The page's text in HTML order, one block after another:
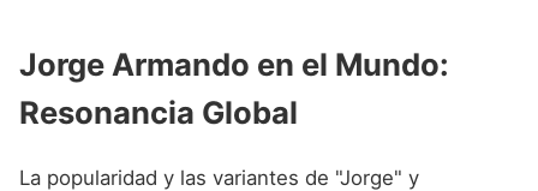
Jorge Armando en el Mundo:
Resonancia Global
La popularidad y las variantes de "Jorge" y